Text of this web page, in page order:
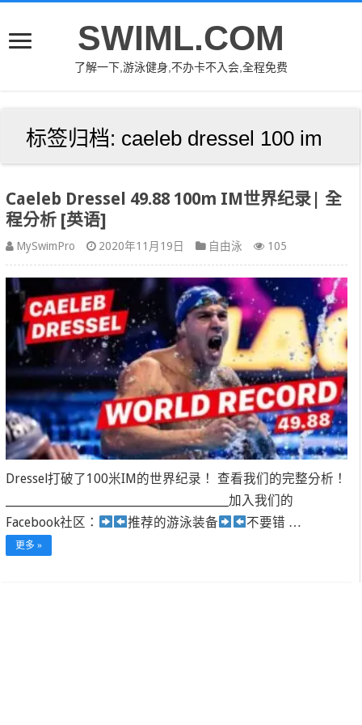
SWIML.COM
了解一下,游泳健身,不办卡不入会,全程免费
标签归档: caeleb dressel 100 im
Caeleb Dressel 49.88 100m IM世界纪录| 全
程分析 [英语]
MySwimPro 2020年11月19日 自由泳 105
Dressel打破了100米IM的世界纪录！ 查看我们的完整分析！
______________________________________________加入我们的
Facebook社区：
推荐的游泳装备 不要错 …
更多 »